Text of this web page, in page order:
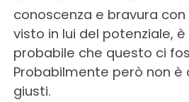
conoscenza e bravura
visto in lui del potenziale,
probabile che questo ci
Probabilmente però non
giusti.